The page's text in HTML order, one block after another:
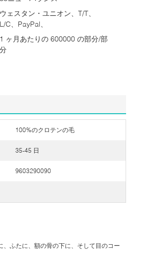
ウェスタン・ユニオン、T/T、
L/C、PayPal、
1 ヶ月あたりの 600000 の部分/部
分
100%のクロテンの毛
35-45 日
9603290090
ふたに、額の骨の下に、そして目のコー